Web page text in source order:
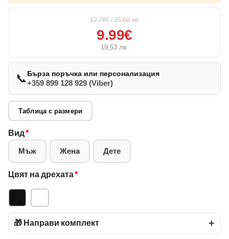
12.78€ / 25,00лв.
9.99€
19,53 лв.
📞Бърза поръчка или персонализация
+359 899 128 929 (Viber)
Таблица с размери
Вид*
Мъж Жена Дете
Цвят на дрехата*
🎁 Направи комплект +